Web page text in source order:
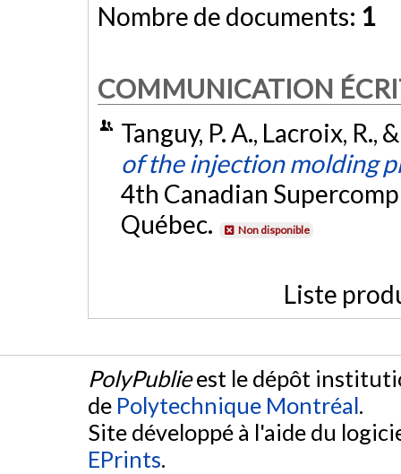
Nombre de documents: 1
COMMUNICATION
Tanguy, P. A., Lacroix,
of the injection molding
4th Canadian
Québec.
Non disponible
Liste
PolyPublieest le dépôt
de Polytechnique Montréal.
Site développé à l'aide du
EPrints.